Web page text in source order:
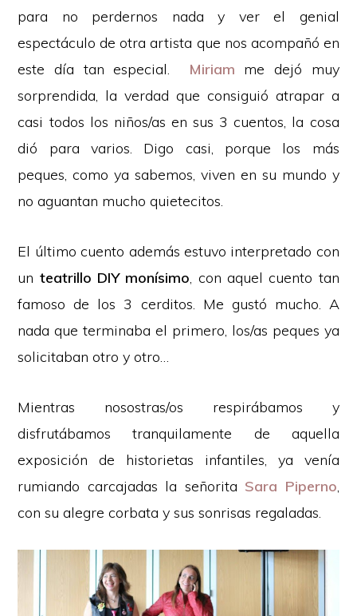
para no perdernos nada y ver el genial
espectáculo de otra artista que nos acompañó en
este día tan especial.
Miriam me dejó muy
sorprendida, la verdad que consiguió atrapar a
casi todos los niños/as en sus 3 cuentos, la cosa
dió para varios. Digo casi, porque los más
peques, como ya sabemos, viven en su mundo y
no aguantan mucho quietecitos.
El último cuento además estuvo interpretado con
un teatrillo DIY monísimo, con aquel cuento tan
famoso de los 3 cerditos. Me gustó mucho. A
nada que terminaba el primero, los/as peques ya
solicitaban otro y otro…
Mientras nosostras/os respirábamos y
disfrutábamos tranquilamente de aquella
exposición de historietas infantiles, ya venía
rumiando carcajadas la señorita Sara Piperno,
con su alegre corbata y sus sonrisas regaladas.